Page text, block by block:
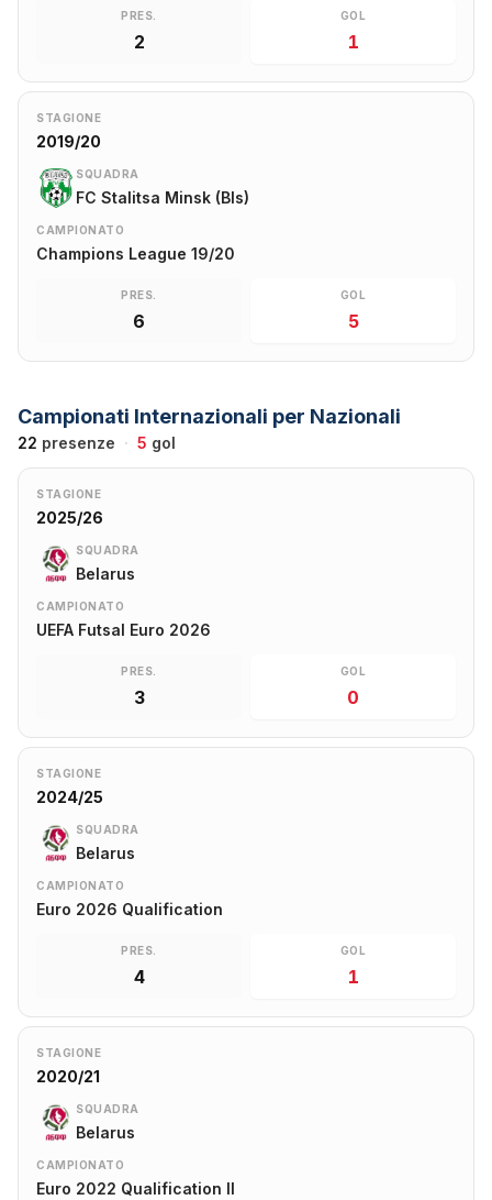
PRES.
2
GOL
1
STAGIONE
2019/20
SQUADRA
FC Stalitsa Minsk (Bls)
CAMPIONATO
Champions League 19/20
PRES.
6
GOL
5
Campionati Internazionali per Nazionali
22 presenze · 5 gol
STAGIONE
2025/26
SQUADRA
Belarus
CAMPIONATO
UEFA Futsal Euro 2026
PRES.
3
GOL
0
STAGIONE
2024/25
SQUADRA
Belarus
CAMPIONATO
Euro 2026 Qualification
PRES.
4
GOL
1
STAGIONE
2020/21
SQUADRA
Belarus
CAMPIONATO
Euro 2022 Qualification II